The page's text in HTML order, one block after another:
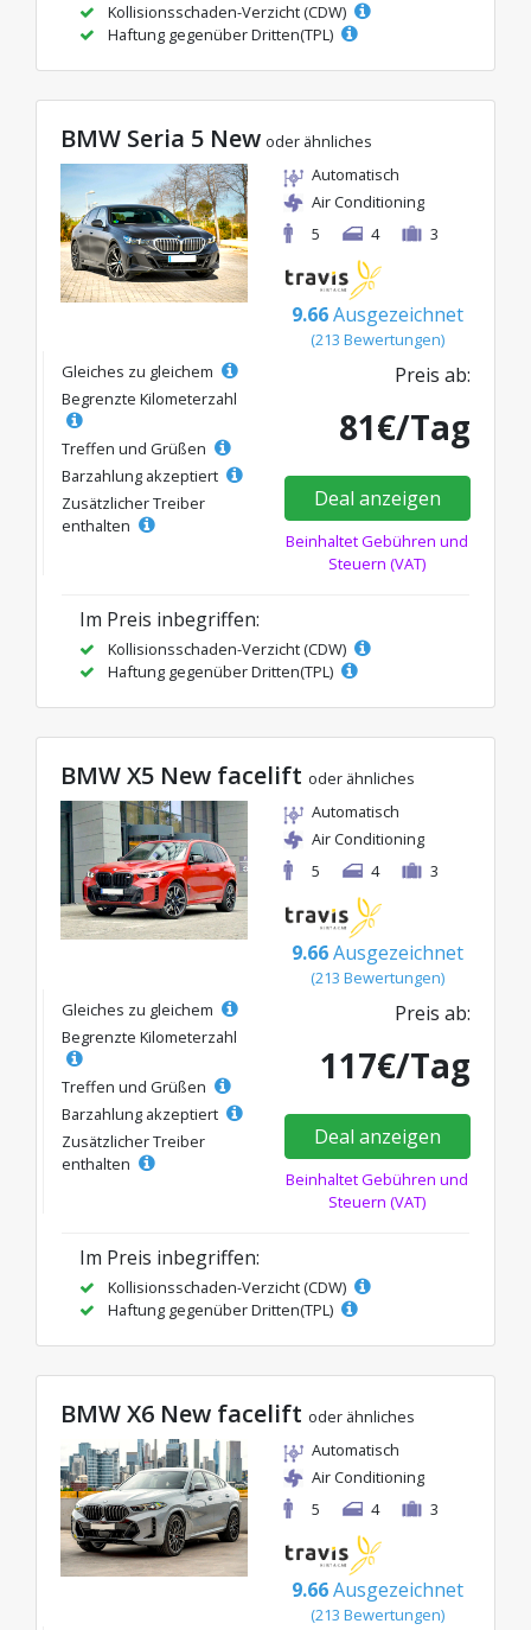
Kollisionsschaden-Verzicht (CDW)
Haftung gegenüber Dritten(TPL)
BMW Seria 5 New oder ähnliches
Automatisch
Air Conditioning
5
4 3
9.66 Ausgezeichnet
(213 Bewertungen)
Gleiches zu gleichem
Begrenzte Kilometerzahl
Treffen und Grüßen
Barzahlung akzeptiert
Zusätzlicher Treiber
enthalten
Preis ab:
81€/Tag
Deal anzeigen
Beinhaltet Gebühren und
Steuern (VAT)
Im Preis inbegriffen:
Kollisionsschaden-Verzicht (CDW)
Haftung gegenüber Dritten(TPL)
BMW X5 New facelift oder ähnliches
Automatisch
Air Conditioning
5
4 3
9.66 Ausgezeichnet
(213 Bewertungen)
Gleiches zu gleichem
Begrenzte Kilometerzahl
Treffen und Grüßen
Barzahlung akzeptiert
Zusätzlicher Treiber
enthalten
Preis ab:
117€/Tag
Deal anzeigen
Beinhaltet Gebühren und
Steuern (VAT)
Im Preis inbegriffen:
Kollisionsschaden-Verzicht (CDW)
Haftung gegenüber Dritten(TPL)
BMW X6 New facelift oder ähnliches
Automatisch
Air Conditioning
5
4 3
9.66 Ausgezeichnet
(213 Bewertungen)